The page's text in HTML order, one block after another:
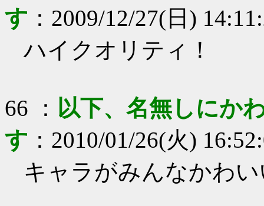
す ： 2009/12/27(日)
ハイクオリティ！
66 ： 以下、名無しにか
す ： 2010/01/26(火)
キャラがみんなかわ